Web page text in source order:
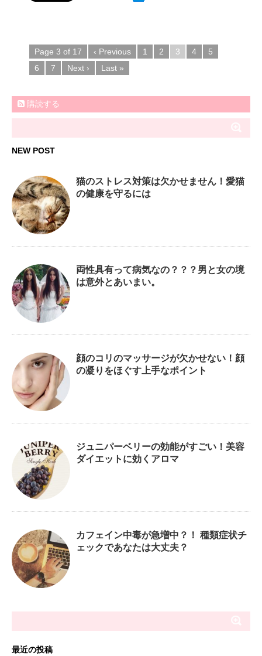
Page 3 of 17 ‹ Previous 1 2 3 4
5
6
7 Next › Last »
購読する
NEW POST
猫のストレス対策は欠かせません！愛猫
の健康を守るには
両性具有って病気なの？？？男と女の境
は意外とあいまい。
顔のコリのマッサージが欠かせない！顔
の凝りをほぐす上手なポイント
ジュニパーベリーの効能がすごい！美容
ダイエットに効くアロマ
カフェイン中毒が急増中？！ 種類症状チ
ェックであなたは大丈夫？
最近の投稿